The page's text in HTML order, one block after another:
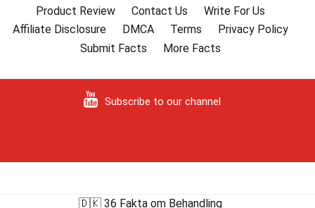
Product Review
Contact Us
Write For Us
Affiliate Disclosure
DMCA Terms
Privacy Policy
Submit Facts
More Facts
Subscribe to our channel
🇩🇰 36 Fakta om Behandling